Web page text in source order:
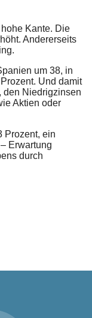
Kante. Die
Andererseits
um 38, in
Und damit
den Niedrigzinsen
Aktien oder
Prozent, ein
Erwartung
durch